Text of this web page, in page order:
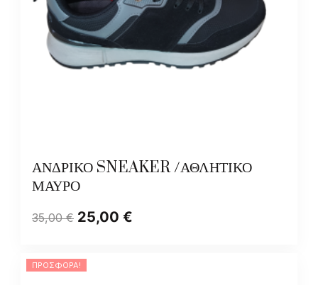
ΑΝΔΡΙΚΟ SNEAKER /ΑΘΛΗΤΙΚΟ
ΜΑΥΡΟ
35,00€ 25,00 €
ΠΡΟΣΦΟΡΆ!